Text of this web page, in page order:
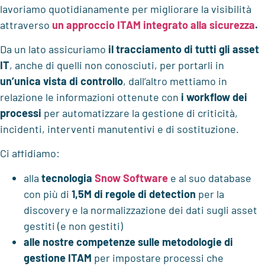
lavoriamo quotidianamente per migliorare la visibilità
attraverso un approccio ITAM integrato alla sicurezza.
Da un lato assicuriamo il tracciamento di tutti gli asset
IT, anche di quelli non conosciuti, per portarli in
un’unica vista di controllo, dall’altro mettiamo in
relazione le informazioni ottenute con i workflow dei
processi per automatizzare la gestione di criticità,
incidenti, interventi manutentivi e di sostituzione.
Ci affidiamo:
alla tecnologia Snow Software e al suo database
con più di 1,5M di regole di detection per la
discovery e la normalizzazione dei dati sugli asset
gestiti (e non gestiti)
alle nostre competenze sulle metodologie di
gestione ITAM per impostare processi che